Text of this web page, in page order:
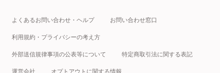
よくあるお問い合わせ・ヘルプ お問い合わせ窓口
利用規約・プライバシーの考え方
外部送信規律事項の公表等について 特定商取引法に関する表記
運営会社 オプトアウトに関する情報